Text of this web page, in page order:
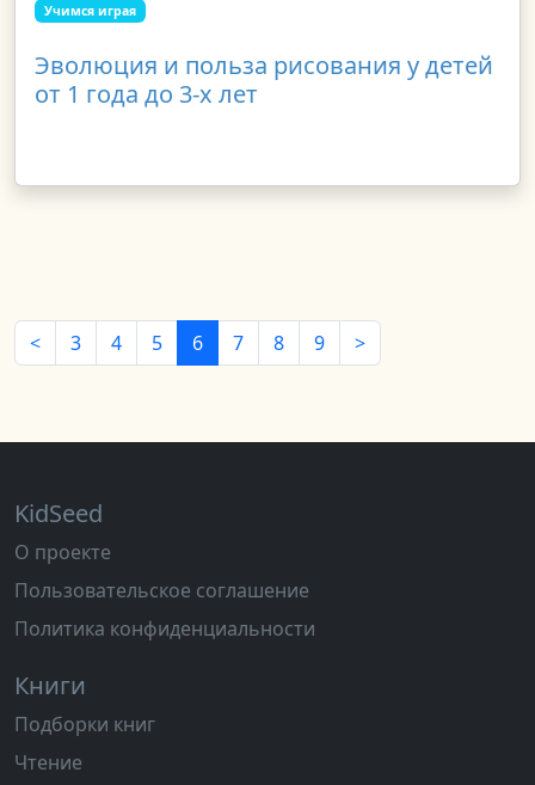
Учимся играя
Эволюция и польза рисования у детей
от 1 года до 3-х лет
< 3 4 5 6 7 8 9 >
KidSeed
О проекте
Пользовательское соглашение
Политика конфиденциальности
Книги
Подборки книг
Чтение